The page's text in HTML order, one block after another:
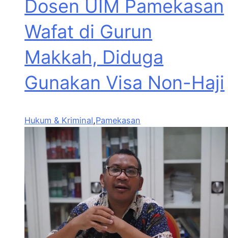
Dosen UIM Pamekasan
Wafat di Gurun
Makkah, Diduga
Gunakan Visa Non-Haji
Hukum & Kriminal,Pamekasan